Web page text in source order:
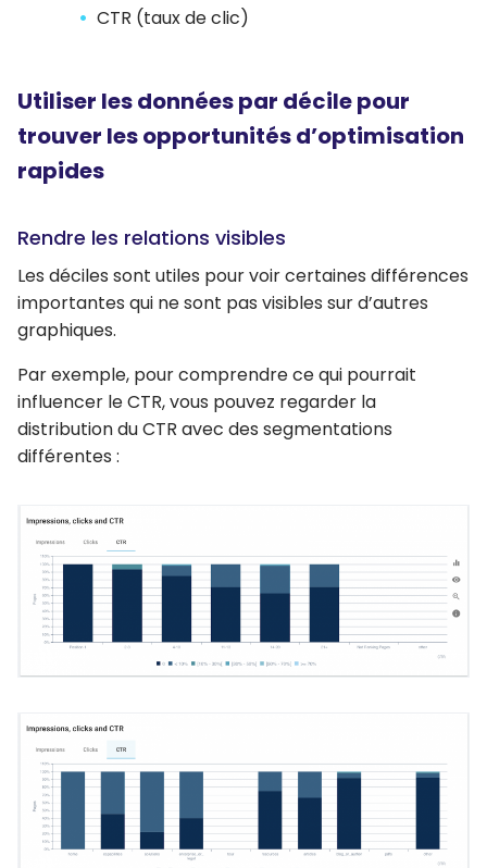
CTR (taux de clic)
Utiliser les données par décile pour
trouver les opportunités d’optimisation
rapides
Rendre les relations visibles
Les déciles sont utiles pour voir certaines différences
importantes qui ne sont pas visibles sur d’autres
graphiques.
Par exemple, pour comprendre ce qui pourrait
influencer le CTR, vous pouvez regarder la
distribution du CTR avec des segmentations
différentes :